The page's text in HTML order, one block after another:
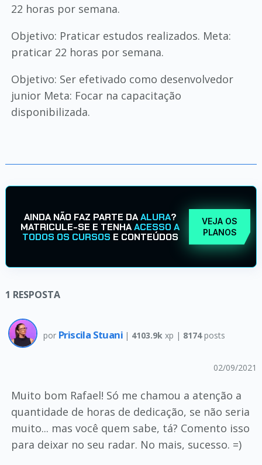
22 horas por semana.
Objetivo: Praticar estudos realizados. Meta:
praticar 22 horas por semana.
Objetivo: Ser efetivado como desenvolvedor
junior Meta: Focar na capacitação
disponibilizada.
AINDA NÃO FAZ PARTE DAALURA?
MATRICULE-SE E TENHAACESSO A
TODOS OS CURSOS E CONTEÚDOS
VEJA OS
PLANOS
1 RESPOSTA
por Priscila Stuani | 4103.9k xp | 8174posts
02/09/2021
Muito bom Rafael! Só me chamou a atenção a
quantidade de horas de dedicação, se não seria
muito... mas você quem sabe, tá? Comento isso
para deixar no seu radar. No mais, sucesso. =)